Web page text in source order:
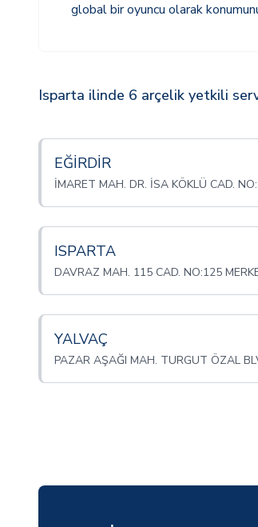
global bir oyuncu olarak
Isparta ilinde 6 arçelik yetkili
EĞİRDİR
İMARET MAH. DR. İSA KÖKLÜ CAD.
ISPARTA
DAVRAZ MAH. 115 CAD. NO:125
YALVAÇ
PAZAR AŞAĞI MAH. TURGUT ÖZAL